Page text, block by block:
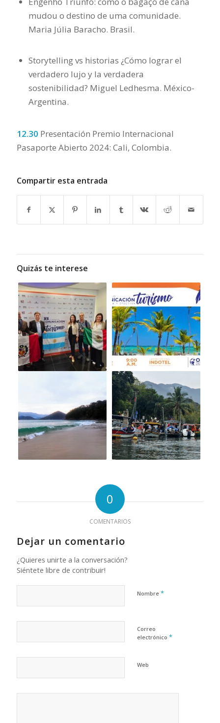
mudou o destino de uma comunidade.
Maria Júlia Baracho. Brasil.
Storytelling vs historias ¿Cómo lograr el
verdadero lujo y la verdadera
sostenibilidad? Miguel Ledhesma. México-
Argentina.
12.30 Presentación Premio Internacional
Pasaporte Abierto 2024: Cali, Colombia.
Compartir esta entrada
Quizás te interese
0
COMENTARIOS
Dejar un comentario
¿Quieres unirte a la conversación?
Siéntete libre de contribuir!
Nombre *
Correo
electrónico *
Web